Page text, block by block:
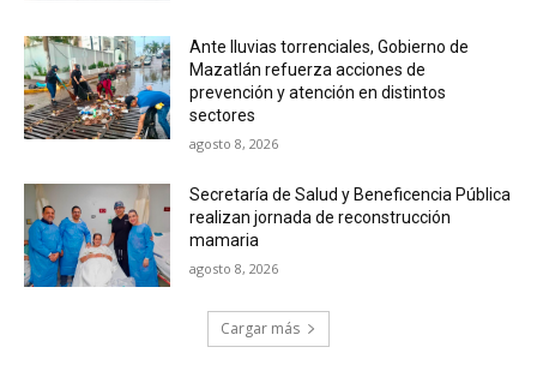
Ante lluvias torrenciales, Gobierno de
Mazatlán refuerza acciones de
prevención y atención en distintos
sectores
agosto 8, 2026
Secretaría de Salud y Beneficencia Pública
realizan jornada de reconstrucción
mamaria
agosto 8, 2026
Cargar más